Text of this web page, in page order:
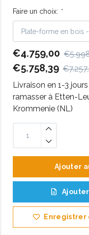
Faire un choix: *
€4.759,00
€5.758,39
Livraison en 1-3
ramasser à Etten-
Krommenie (NL)
Ajouter
Enregistrer